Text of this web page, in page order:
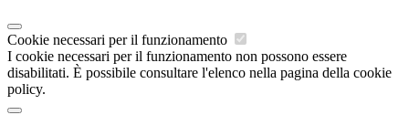
Cookie necessari per il funzionamento
I cookie necessari per il funzionamento non possono essere
disabilitati. È possibile consultare l'elenco nella pagina della cookie
policy.